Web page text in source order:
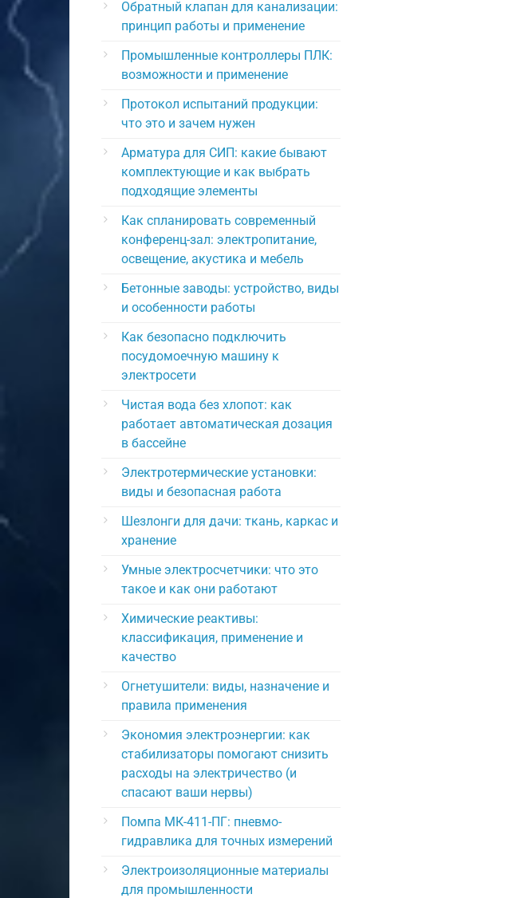
Обратный клапан для канализации:
принцип работы и применение
Промышленные контроллеры ПЛК:
возможности и применение
Протокол испытаний продукции:
что это и зачем нужен
Арматура для СИП: какие бывают
комплектующие и как выбрать
подходящие элементы
Как спланировать современный
конференц-зал: электропитание,
освещение, акустика и мебель
Бетонные заводы: устройство, виды
и особенности работы
Как безопасно подключить
посудомоечную машину к
электросети
Чистая вода без хлопот: как
работает автоматическая дозация
в бассейне
Электротермические установки:
виды и безопасная работа
Шезлонги для дачи: ткань, каркас и
хранение
Умные электросчетчики: что это
такое и как они работают
Химические реактивы:
классификация, применение и
качество
Огнетушители: виды, назначение и
правила применения
Экономия электроэнергии: как
стабилизаторы помогают снизить
расходы на электричество (и
спасают ваши нервы)
Помпа МК-411-ПГ: пневмо-
гидравлика для точных измерений
Электроизоляционные материалы
для промышленности